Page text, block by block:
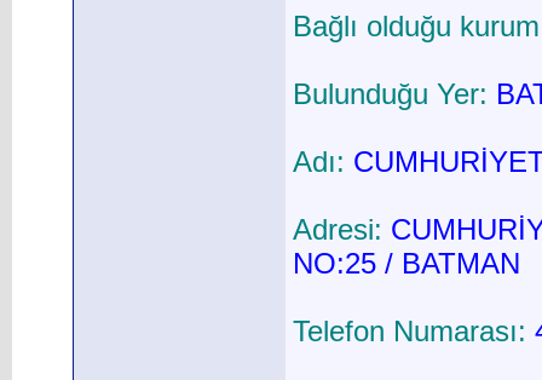
Bağlı olduğu
Bulunduğu Yer:
Adı:
Adresi:
NO:25 / BATMAN
Telefon Numarası: